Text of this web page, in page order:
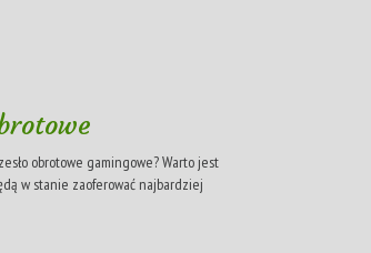
obrotowe gamingowe? Warto jest
w stanie zaoferować najbardziej